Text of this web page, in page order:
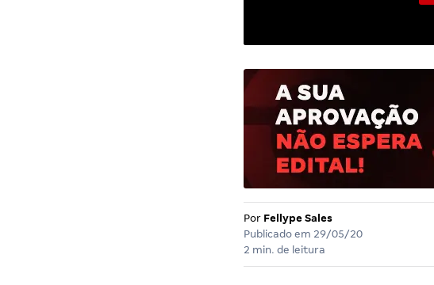
Por Fellype Sales
Publicado em 29/05/20
2 min. de leitura